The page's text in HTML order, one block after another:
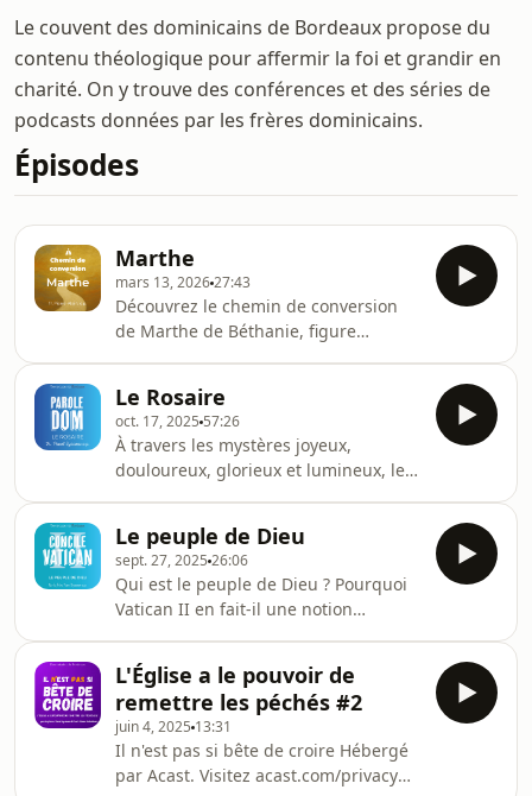
Le couvent des dominicains de Bordeaux propose du
contenu théologique pour affermir la foi et grandir en
charité. On y trouve des conférences et des séries de
podcasts données par les frères dominicains.
Épisodes
Marthe
mars 13, 202627:43
Découvrez le chemin de conversion
de Marthe de Béthanie, figure
d’hospitalité — la visite de Jésus, la
résurrection de Lazare et le dîner de
Béthanie — Marthe passe de
l’agitation à la confiance, de la rivalité
à la charité, jusqu’à devenir véritable
disciple du Christ.Un parcours
intérieur simple et puissant, qui nous
invite nous auss
Le Rosaire
oct. 17, 2025 57:26
À travers les mystères joyeux,
douloureux, glorieux et lumineux, le
christique vécue avec Marie. Frère
Pavel nous guide pas à pas dans cette
école de prière, en revenant aux
fondements : les Écritures, les prières
de base, et l’ouverture du cœur.Une
émission pour redécouvrir le rosaire
comme un chemin de foi, de
contemplation et d’
Le peuple de Dieu
sept. 27, 2025 26:06
Qui est le peuple de Dieu ? Pourquoi
Vatican II en fait-il une notion
Dans cet épisode, le frère Pavel,
dominicain, explore le chapitre II de
Lumen Gentium et montre comment,
héritiers d’Israël, les chrétiens
forment aujourd’hui une communauté
de grâce appelée à être sacrement de
L'Église a le pouvoir de
remettre les péchés #2
juin 4, 2025 13:31
Il n'est pas si bête de croire Hébergé
par Acast. Visitez acast.com/privacy